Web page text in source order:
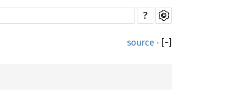
?
source · [−]